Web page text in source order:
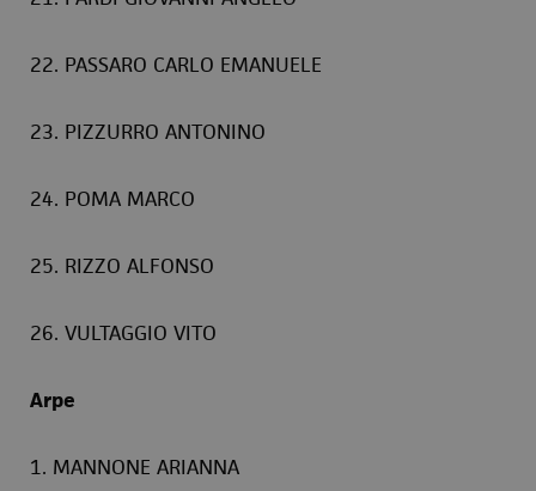
22. PASSARO CARLO EMANUELE
23. PIZZURRO ANTONINO
24. POMA MARCO
25. RIZZO ALFONSO
26. VULTAGGIO VITO
Arpe
1. MANNONE ARIANNA